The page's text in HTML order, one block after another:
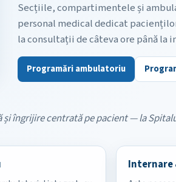
Secțiile, compartimentele și
personal medical dedicat
la consultații de câteva ore până
Programări ambulatoriu
îngrijire centrată pe pacient — la
Internare